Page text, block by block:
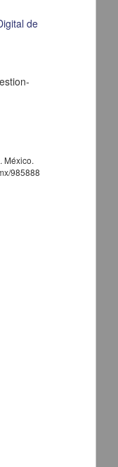
de
México.
985888